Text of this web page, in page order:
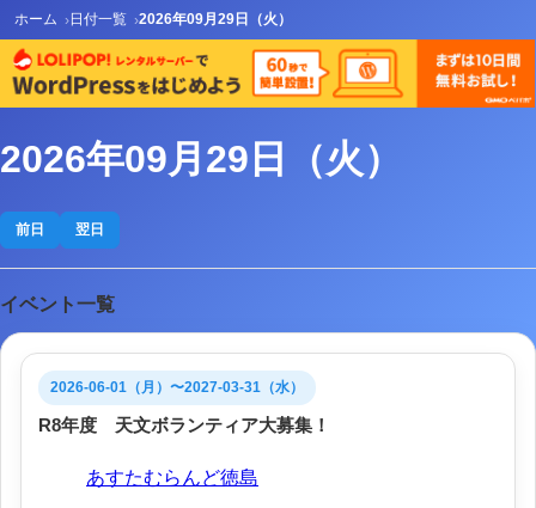
ホーム 日付一覧 2026年09月29日（火）
2026年09月29日（火）
前日 翌日
イベント一覧
2026-06-01（月）〜2027-03-31（水）
R8年度 天文ボランティア大募集！
あすたむらんど徳島